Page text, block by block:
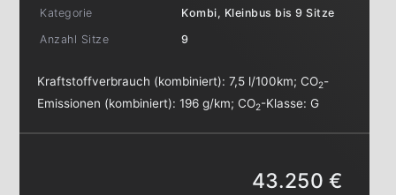
Kategorie
Kombi, Kleinbus bis 9 Sitze
Anzahl Sitze
9
Kraftstoffverbrauch (kombiniert):7,5 l/100km;CO2-
Emissionen (kombiniert):196 g/km;CO2-Klasse:G
43.250 €